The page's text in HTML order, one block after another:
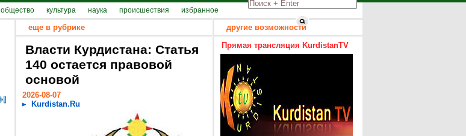
общество культура наука происшествия избранное
еще в рубрике
Власти Курдистана: Статья
140 остается правовой
основой
2026-08-07
Kurdistan.Ru
другие возможности
Прямая трансляция KurdistanTV